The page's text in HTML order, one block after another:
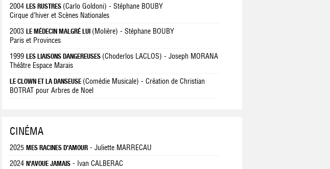
2004 LES RUSTRES (Carlo Goldoni) - Stéphane BOUBY
Cirque d’hiver et Scènes Nationales
2003 LE MÉDECIN MALGRÉ LUI (Molière) - Stéphane BOUBY
Paris et Provinces
1999 LES LIAISONS DANGEREUSES (Choderlos LACLOS) - Joseph MORANA
Théâtre Espace Marais
LE CLOWN ET LA DANSEUSE (Comédie Musicale) - Création de Christian
BOTRAT pour Arbres de Noel
CINÉMA
2025 MES RACINES D'AMOUR - Juliette MARRECAU
2024 N'AVOUE JAMAIS - Ivan CALBERAC